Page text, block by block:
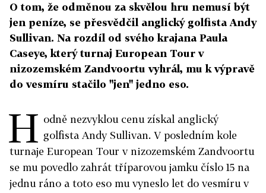
O tom, že odměnou za skvělou hru nemusí být
jen peníze, se přesvědčil anglický golfista Andy
Sullivan. Na rozdíl od svého krajana Paula
Caseye, který turnaj European Tour v
nizozemském Zandvoortu vyhrál, mu k výpravě
do vesmíru stačilo "jen" jedno eso.
H odně nezvyklou cenu získal anglický
golfista Andy Sullivan. V posledním kole
turnaje European Tour v nizozemském Zandvoortu
se mu povedlo zahrát tříparovou jamku číslo 15 na
jednu ráno a toto eso mu vyneslo let do vesmíru v